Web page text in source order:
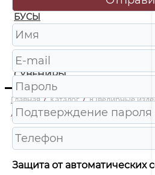
БУСЫ
ЧАСЫ
ШКАТУЛКИ
СУВЕНИРЫ
Главная / Каталог / Ювелирные
/
2212731938o Серьги пусеты Ag 925
Защита от автоматических